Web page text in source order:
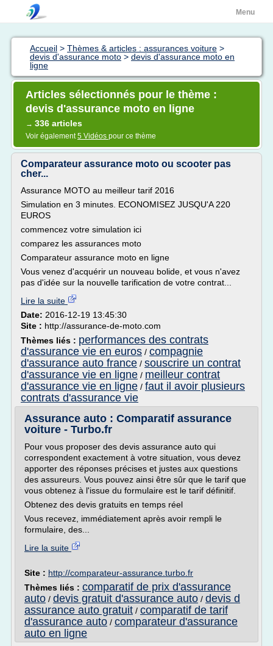
Menu
Accueil > Thèmes & articles : assurances voiture >
devis d'assurance moto > devis d'assurance moto en
ligne
Articles sélectionnés pour le thème :
devis d'assurance moto en ligne
→ 336 articles
Voir également5 Vidéos pour ce thème
Comparateur assurance moto ou scooter pas
cher...
Assurance MOTO au meilleur tarif 2016
Simulation en 3 minutes. ECONOMISEZ JUSQU'A 220
EUROS
commencez votre simulation ici
comparez les assurances moto
Comparateur assurance moto en ligne
Vous venez d'acquérir un nouveau bolide, et vous n'avez
pas d'idée sur la nouvelle tarification de votre contrat...
Lire la suite
Date: 2016-12-19 13:45:30
Site : http://assurance-de-moto.com
Thèmes liés : performances des contrats
d'assurance vie en euros / compagnie
d'assurance auto france / souscrire un contrat
d'assurance vie en ligne / meilleur contrat
d'assurance vie en ligne / faut il avoir plusieurs
contrats d'assurance vie
Assurance auto : Comparatif assurance
voiture - Turbo.fr
Pour vous proposer des devis assurance auto qui
correspondent exactement à votre situation, vous devez
apporter des réponses précises et justes aux questions
des assureurs. Vous pouvez ainsi être sûr que le tarif que
vous obtenez à l'issue du formulaire est le tarif définitif.
Obtenez des devis gratuits en temps réel
Vous recevez, immédiatement après avoir rempli le
formulaire, des...
Lire la suite
Site : http://comparateur-assurance.turbo.fr
Thèmes liés : comparatif de prix d'assurance
auto / devis gratuit d'assurance auto / devis d
assurance auto gratuit / comparatif de tarif
d'assurance auto / comparateur d'assurance
auto en ligne